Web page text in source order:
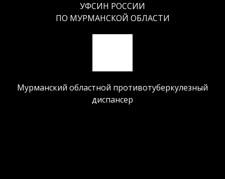
УФСИН РОССИИ
ПО МУРМАНСКОЙ ОБЛАСТИ
Мурманский областной противотуберкулезный
диспансер